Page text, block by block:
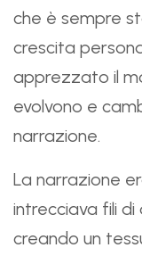
che è sempre
crescita
apprezzato il
evolvono e
narrazione.
La narrazione
intrecciava fili di
creando un